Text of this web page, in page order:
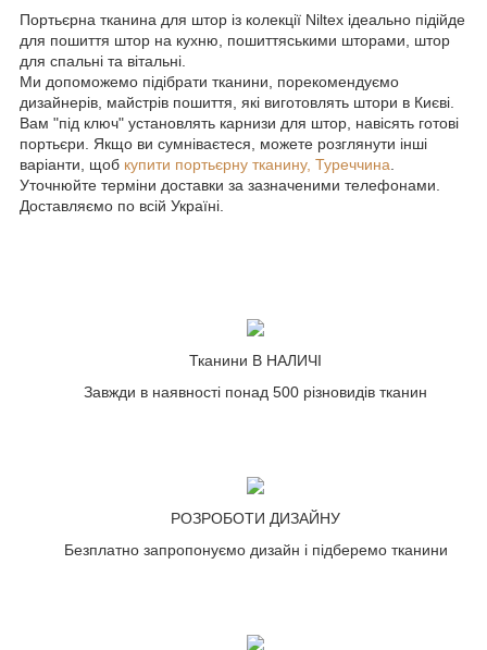
Портьєрна тканина для штор із колекції Niltex ідеально підійде
для пошиття штор на кухню, пошиттяськими шторами, штор
для спальні та вітальні.
Ми допоможемо підібрати тканини, порекомендуємо
дизайнерів, майстрів пошиття, які виготовлять штори в Києві.
Вам "під ключ" установлять карнизи для штор, навісять готові
портьєри. Якщо ви сумніваєтеся, можете розглянути інші
варіанти, щоб купити портьєрну тканину, Туреччина
Уточнюйте терміни доставки за зазначеними телефонами.
Доставляємо по всій Україні.
Тканини В НАЛИЧІ
Завжди в наявності понад 500 різновидів тканин
РОЗРОБОТИ ДИЗАЙНУ
Безплатно запропонуємо дизайн і підберемо тканини